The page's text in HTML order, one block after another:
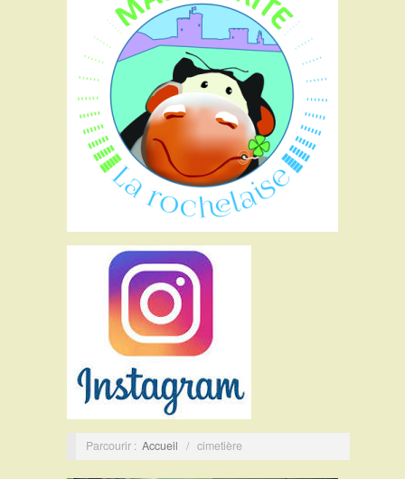
Parcourir : Accueil / cimetière